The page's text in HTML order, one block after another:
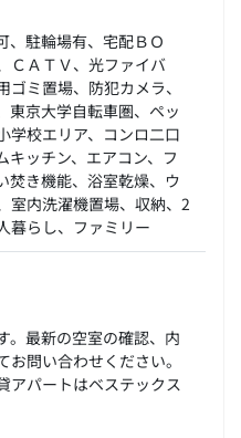
、駐輪場有、宅配ＢＯ
ＣＡＴＶ、光ファイバ
ミ置場、防犯カメラ、
東京大学自転車圏、ペッ
学校エリア、コンロ二口
キッチン、エアコン、フ
焚き機能、浴室乾燥、ウ
室内洗濯機置場、収納、2
暮らし、ファミリー
。最新の空室の確認、内
問い合わせください。
アパートはベステックス